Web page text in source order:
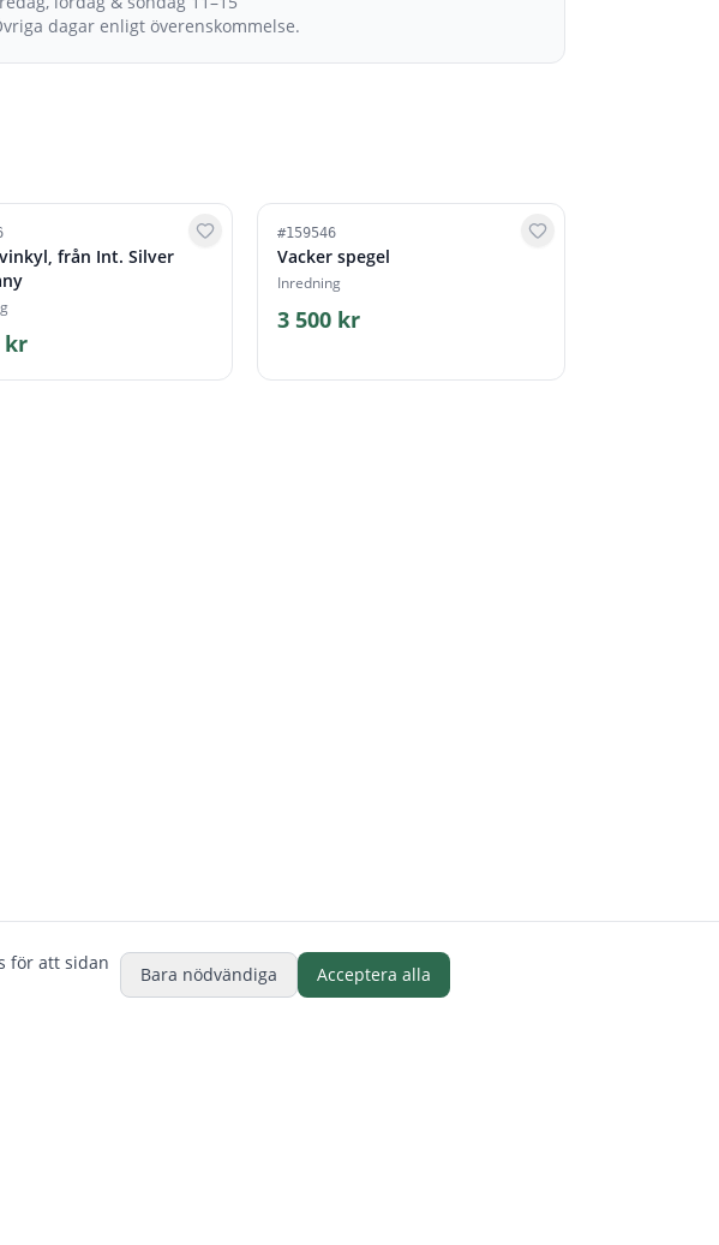
dagar enligt överenskommelse.
från Int. Silver
kr
#159546
Vacker spegel
Inredning
3 500 kr
för att sidan
Bara nödvändiga Acceptera alla